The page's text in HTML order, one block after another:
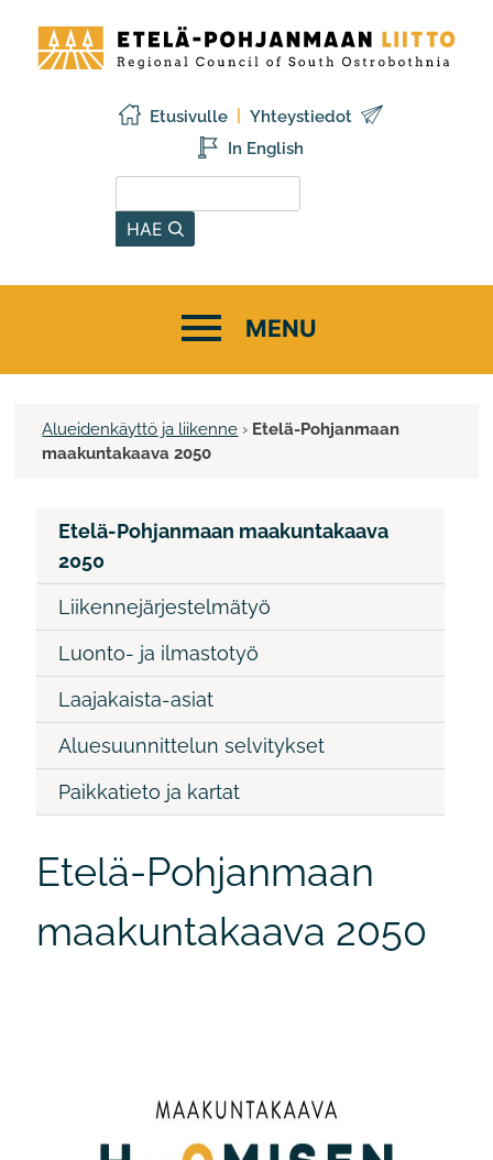
sisältöön
Pohjanmaan
liitto
Etusivulle Yhteystiedot
HAE
In English
Alueidenkäyttö ja liikenne › Etelä-Pohjanmaan
maakuntakaava 2050
Etelä-Pohjanmaan maakuntakaava
2050
Liikennejärjestelmätyö
Luonto- ja ilmastotyö
Laajakaista-asiat
Aluesuunnittelun selvitykset
Paikkatieto ja kartat
Etelä-Pohjanmaan
maakuntakaava 2050